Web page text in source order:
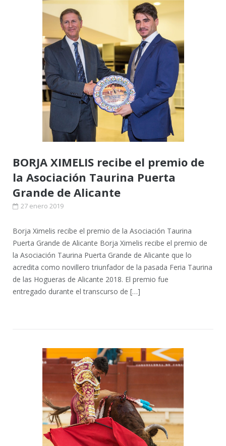
BORJA XIMELIS recibe el premio de
la Asociación Taurina Puerta
Grande de Alicante
27 enero 2019
Borja Ximelis recibe el premio de la Asociación Taurina
Puerta Grande de Alicante Borja Ximelis recibe el premio de
la Asociación Taurina Puerta Grande de Alicante que lo
acredita como novillero triunfador de la pasada Feria Taurina
de las Hogueras de Alicante 2018. El premio fue
entregado durante el transcurso de […]